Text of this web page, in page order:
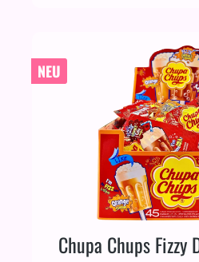
NEU
Chupa Chups Fizzy